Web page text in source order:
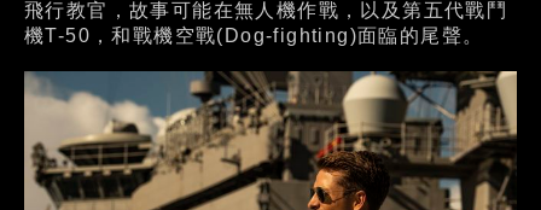
飛行教官，故事可能在無人機作戰，以及第五代戰鬥
機T-50，和戰機空戰(Dog-fighting)面臨的尾聲。